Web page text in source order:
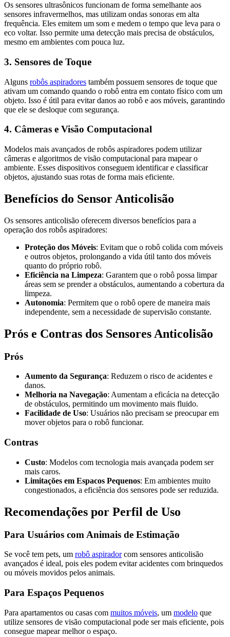
Os sensores ultrasônicos funcionam de forma semelhante aos
sensores infravermelhos, mas utilizam ondas sonoras em alta
frequência. Eles emitem um som e medem o tempo que leva para o
eco voltar. Isso permite uma detecção mais precisa de obstáculos,
mesmo em ambientes com pouca luz.
3. Sensores de Toque
Alguns robôs aspiradores também possuem sensores de toque que
ativam um comando quando o robô entra em contato físico com um
objeto. Isso é útil para evitar danos ao robô e aos móveis, garantindo
que ele se desloque com segurança.
4. Câmeras e Visão Computacional
Modelos mais avançados de robôs aspiradores podem utilizar
câmeras e algoritmos de visão computacional para mapear o
ambiente. Esses dispositivos conseguem identificar e classificar
objetos, ajustando suas rotas de forma mais eficiente.
Benefícios do Sensor Anticolisão
Os sensores anticolisão oferecem diversos benefícios para a
operação dos robôs aspiradores:
Proteção dos Móveis: Evitam que o robô colida com móveis
e outros objetos, prolongando a vida útil tanto dos móveis
quanto do próprio robô.
Eficiência na Limpeza: Garantem que o robô possa limpar
áreas sem se prender a obstáculos, aumentando a cobertura da
limpeza.
Autonomia: Permitem que o robô opere de maneira mais
independente, sem a necessidade de supervisão constante.
Prós e Contras dos Sensores Anticolisão
Prós
Aumento da Segurança: Reduzem o risco de acidentes e
danos.
Melhoria na Navegação: Aumentam a eficácia na detecção
de obstáculos, permitindo um movimento mais fluido.
Facilidade de Uso: Usuários não precisam se preocupar em
mover objetos para o robô funcionar.
Contras
Custo: Modelos com tecnologia mais avançada podem ser
mais caros.
Limitações em Espacos Pequenos: Em ambientes muito
congestionados, a eficiência dos sensores pode ser reduzida.
Recomendações por Perfil de Uso
Para Usuários com Animais de Estimação
Se você tem pets, um robô aspiradorcom sensores anticolisão
avançados é ideal, pois eles podem evitar acidentes com brinquedos
ou móveis movidos pelos animais.
Para Espaços Pequenos
Para apartamentos ou casas com muitos móveis, um modelo que
utilize sensores de visão computacional pode ser mais eficiente, pois
consegue mapear melhor o espaço.